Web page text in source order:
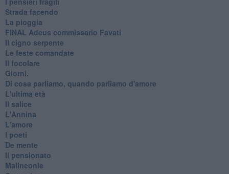
Strada facendo
La pioggia
FINAL Adeus commissario Favati
Il cigno serpente
Le feste comandate
Il focolare
Giorni.
Di cosa parliamo, quando parliamo d'amore
L'ultima età
Il salice
L'Annina
L'amore
I poeti
De mente
Il pensionato
Malinconie